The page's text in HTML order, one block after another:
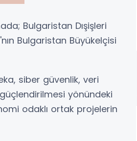
Bulgaristan Dışişleri
Bulgaristan Büyükelçisi
siber güvenlik, veri
yönündeki
odaklı ortak projelerin